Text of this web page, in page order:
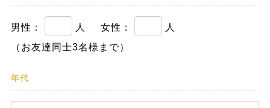
男性： 人 女性：
人
（お友達同士3名様まで）
年代